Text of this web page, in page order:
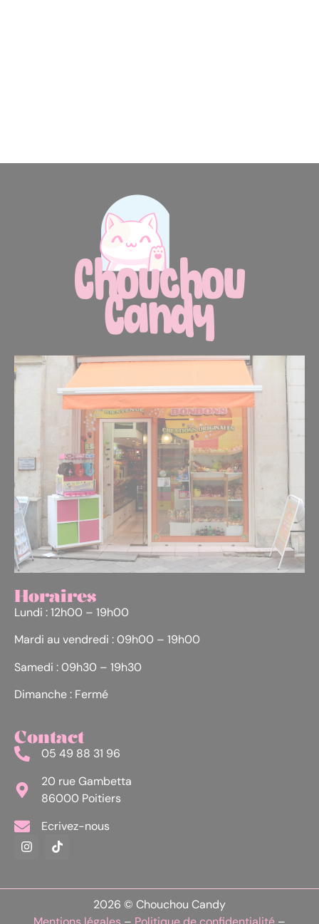
Horaires
Lundi : 12h00 – 19h00
Mardi au vendredi : 09h00 – 19h00
Samedi : 09h30 – 19h30
Dimanche : Fermé
Contact
05 49 88 31 96
20 rue Gambetta
86000 Poitiers
Ecrivez-nous
2026 © Chouchou Candy